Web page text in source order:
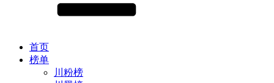
首页
榜单
川粉榜